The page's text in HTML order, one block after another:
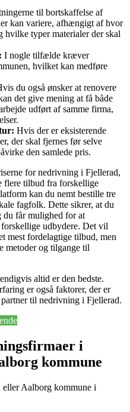
til bortskaffelse af
kan variere, afhængigt af hvor
hvilke typer materialer der skal
I nogle tilfælde kræver
hvilket kan medføre
du også ønsker at renovere
det give mening at få både
udført af samme firma,
Hvis der er eksisterende
der skal fjernes før selve
den samlede pris.
for nedrivning i Fjellerad,
flere tilbud fra forskellige
kan du nemt bestille tre
fagfolk. Dette sikrer, at du
får mulighed for at
udbydere. Det vil
mest fordelagtige tilbud, men
metoder og tilgange til
altid er den bedste.
er også faktorer, der er
til nedrivning i Fjellerad.
i
kommune
Aalborg kommune i